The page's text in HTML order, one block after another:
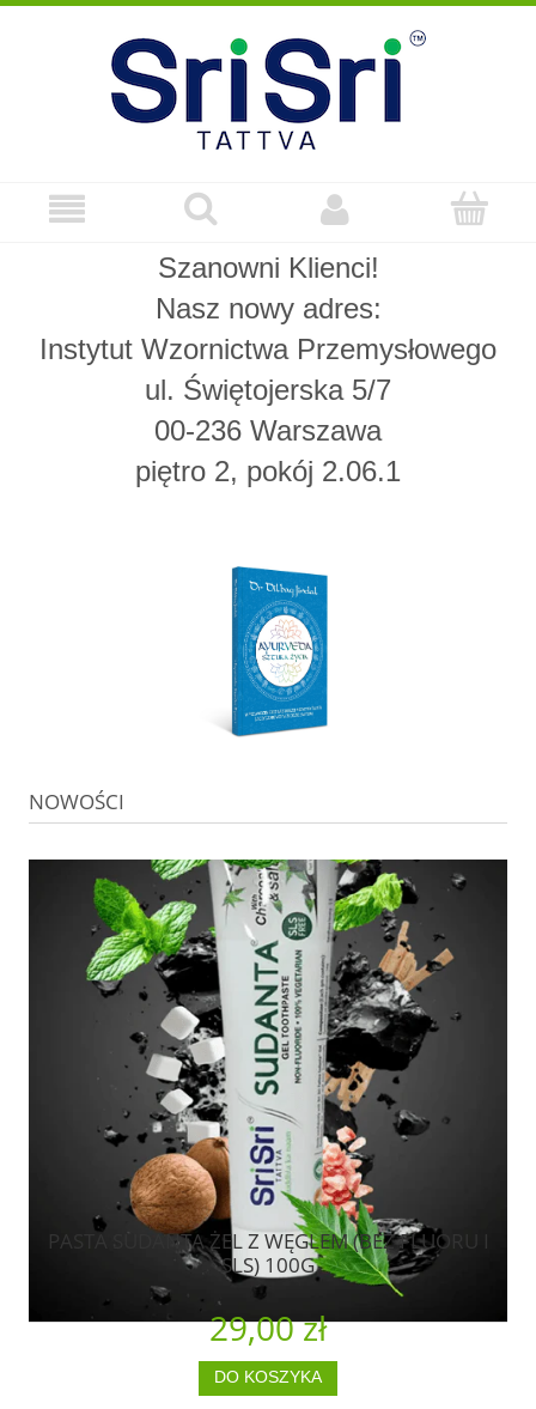
Szanowni Klienci!
Nasz nowy adres:
Instytut Wzornictwa Przemysłowego
ul. Świętojerska 5/7
00-236 Warszawa
piętro 2, pokój 2.06.1
NOWOŚCI
PASTA SUDANTA ŻEL Z WĘGLEM (BEZ FLUORU I
SLS) 100G
29,00 zł
DO KOSZYKA